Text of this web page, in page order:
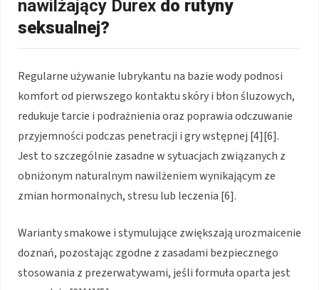
nawilżający Durex do rutyny
seksualnej?
Regularne używanie lubrykantu na bazie wody podnosi
komfort od pierwszego kontaktu skóry i błon śluzowych,
redukuje tarcie i podrażnienia oraz poprawia odczuwanie
przyjemności podczas penetracji i gry wstępnej [4][6].
Jest to szczególnie zasadne w sytuacjach związanych z
obniżonym naturalnym nawilżeniem wynikającym ze
zmian hormonalnych, stresu lub leczenia [6].
Warianty smakowe i stymulujące zwiększają urozmaicenie
doznań, pozostając zgodne z zasadami bezpiecznego
stosowania z prezerwatywami, jeśli formuła oparta jest